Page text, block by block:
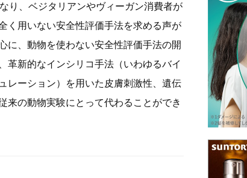
り、ベジタリアンやヴィーガン消費者が
く用いない安全性評価手法を求める声が
に、動物を使わない安全性評価手法の開
革新的なインシリコ手法（いわゆるバイ
レーション）を用いた皮膚刺激性、遺伝
来の動物実験にとって代わることができ